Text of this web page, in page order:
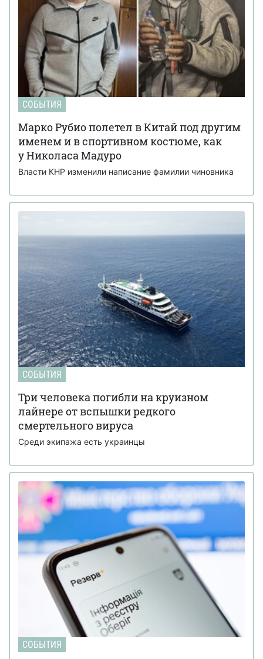
СОБЫТИЯ
Марко Рубио полетел в Китай под другим
именем и в спортивном костюме, как
у Николаса Мадуро
Власти КНР изменили написание фамилии чиновника
СОБЫТИЯ
Три человека погибли на круизном
лайнере от вспышки редкого
смертельного вируса
Среди экипажа есть украинцы
СОБЫТИЯ